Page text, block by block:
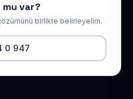
mu var?
birlikte belirleyelim.
0 947